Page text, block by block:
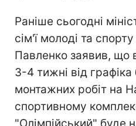
Раніше сьогодні
сім'ї молоді та
Павленко заявив, що
3-4 тижні від
монтажних робіт на
спортивному